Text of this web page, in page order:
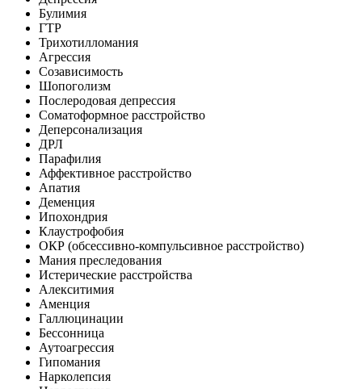
Булимия
ГТР
Трихотилломания
Агрессия
Созависимость
Шопоголизм
Послеродовая депрессия
Соматоформное расстройство
Деперсонализация
ДРЛ
Парафилия
Аффективное расстройство
Апатия
Деменция
Ипохондрия
Клаустрофобия
ОКР (обсессивно-компульсивное расстройство)
Мания преследования
Истерические расстройства
Алекситимия
Аменция
Галлюцинации
Бессонница
Аутоагрессия
Гипомания
Нарколепсия